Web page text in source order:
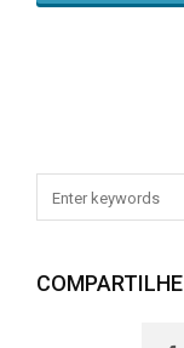
COMPARTILHE